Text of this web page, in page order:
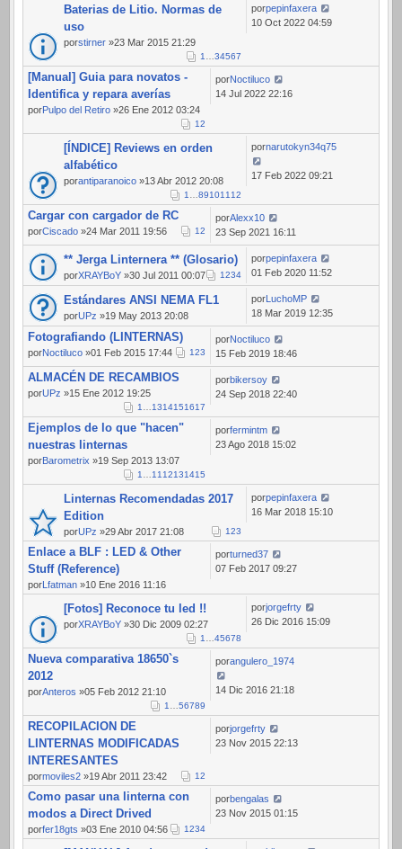
Baterias de Litio. Normas de
uso
porstirner »23 Mar 2015 21:29
1 34567
porpepinfaxera
10 Oct 2022 04:59
[Manual] Guia para novatos -
Identifica y repara averías
porPulpo del Retiro »26 Ene 2012 03:24
12
porNoctiluco
14 Jul 2022 22:16
[ÍNDICE] Reviews en orden
alfabético
porantiparanoico »13 Abr 2012 20:08
1 891011 12
pornarutokyn34q75
17 Feb 2022 09:21
Cargar con cargador de RC
porCiscado »24 Mar 2011 19:56 12
porAlexx10
23 Sep 2021 16:11
** Jerga Linternera ** (Glosario)
porXRAYBoY »30 Jul 2011 00:07 1234
porpepinfaxera
01 Feb 2020 11:52
Estándares ANSI NEMA FL1
porUPz »19 May 2013 20:08
porLuchoMP
18 Mar 2019 12:35
Fotografiando (LINTERNAS)
porNoctiluco »01 Feb 2015 17:44 123
porNoctiluco
15 Feb 2019 18:46
ALMACÉN DE RECAMBIOS
porUPz »15 Ene 2012 19:25
1 1314151617
porbikersoy
24 Sep 2018 22:40
Ejemplos de lo que "hacen"
nuestras linternas
porBarometrix »19 Sep 2013 13:07
1 11 12131415
porfermintm
23 Ago 2018 15:02
Linternas Recomendadas 2017
Edition
porUPz »29 Abr 2017 21:08 123
porpepinfaxera
16 Mar 2018 15:10
Enlace a BLF : LED & Other
Stuff (Reference)
porLfatman »10 Ene 2016 11:16
porturned37
07 Feb 2017 09:27
[Fotos] Reconoce tu led !!
porXRAYBoY »30 Dic 2009 02:27
1 45678
porjorgefrty
26 Dic 2016 15:09
Nueva comparativa 18650`s
2012
porAnteros »05 Feb 2012 21:10
1 56789
porangulero_1974
14 Dic 2016 21:18
RECOPILACION DE
LINTERNAS MODIFICADAS
INTERESANTES
pormoviles2 »19 Abr 2011 23:42 12
porjorgefrty
23 Nov 2015 22:13
Como pasar una linterna con
modos a Direct Drived
porfer18gts »03 Ene 2010 04:56 1234
porbengalas
23 Nov 2015 01:15